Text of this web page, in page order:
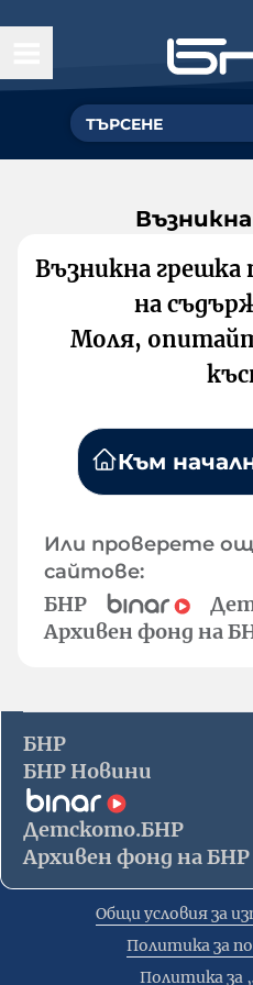
Възникна грешка
на
Моля,
Към
Или проверете
сайтове:
БНР
Архивен фонд на
БНР
БНР Новини
Детското.БНР
Архивен фонд на БНР
Общи условия за
Политика за
Политика за